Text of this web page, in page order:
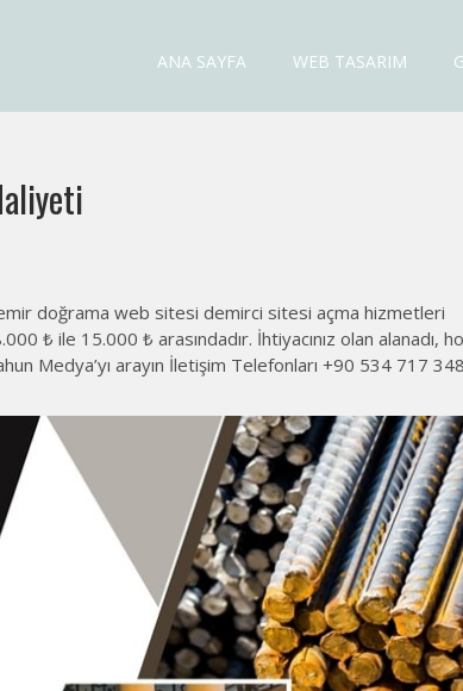
Fiyatları
ANA SAYFA WEB TASARIM
doğrama web sitesi demirci sitesi açma hizmetleri
₺ ile 15.000 ₺ arasındadır. İhtiyacınız olan alanadı,
Medya’yı arayın İletişim Telefonları +90 534 717